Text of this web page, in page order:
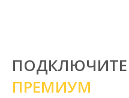
ПОДКЛЮЧИТЕ
ПРЕМИУМ